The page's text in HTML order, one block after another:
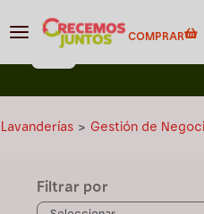
COMPRAR
Capacitación
Potencia
Lavanderías > Gestión de
Filtrar por